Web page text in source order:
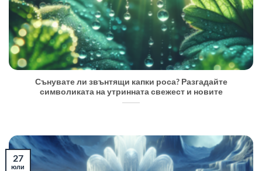
Сънувате ли звънтящи капки роса? Разгадайте
символиката на утринната свежест и новите
27
юли